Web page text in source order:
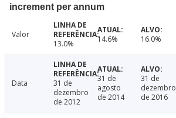
increment per annum
Valor
13.0%
14.6% 16.0%
Data
31 de
dezembro
de 2012
31 de
agosto
de 2014
31 de
dezembro
de 2016